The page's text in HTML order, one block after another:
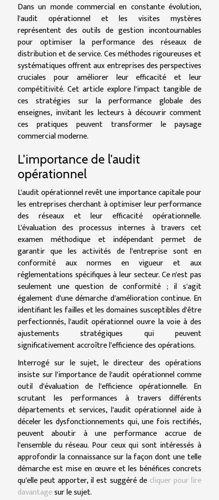
Dans un monde commercial en constante évolution,
l'audit opérationnel et les visites mystères
représentent des outils de gestion incontournables
pour optimiser la performance des réseaux de
distribution et de service. Ces méthodes rigoureuses et
systématiques offrent aux entreprises des perspectives
cruciales pour améliorer leur efficacité et leur
compétitivité. Cet article explore l'impact tangible de
ces stratégies sur la performance globale des
enseignes, invitant les lecteurs à découvrir comment
ces pratiques peuvent transformer le paysage
commercial moderne.
L'importance de l'audit
opérationnel
L'audit opérationnel revêt une importance capitale pour
les entreprises cherchant à optimiser leur performance
des réseaux et leur efficacité opérationnelle.
L'évaluation des processus internes à travers cet
examen méthodique et indépendant permet de
garantir que les activités de l'entreprise sont en
conformité aux normes en vigueur et aux
réglementations spécifiques à leur secteur. Ce n'est pas
seulement une question de conformité ; il s'agit
également d'une démarche d'amélioration continue. En
identifiant les failles et les domaines susceptibles d'être
perfectionnés, l'audit opérationnel ouvre la voie à des
ajustements stratégiques qui peuvent
significativement accroître l'efficience des opérations.
Interrogé sur le sujet, le directeur des opérations
insiste sur l'importance de l'audit opérationnel comme
outil d'évaluation de l'efficience opérationnelle. En
scrutant les performances à travers différents
départements et services, l'audit opérationnel aide à
déceler les dysfonctionnements qui, une fois rectifiés,
peuvent aboutir à une performance accrue de
l'ensemble du réseau. Pour ceux qui sont intéressés à
approfondir la connaissance sur la façon dont une telle
démarche est mise en œuvre et les bénéfices concrets
qu'elle peut apporter, il est suggéré de cliquer pour lire
davantagesur le sujet.